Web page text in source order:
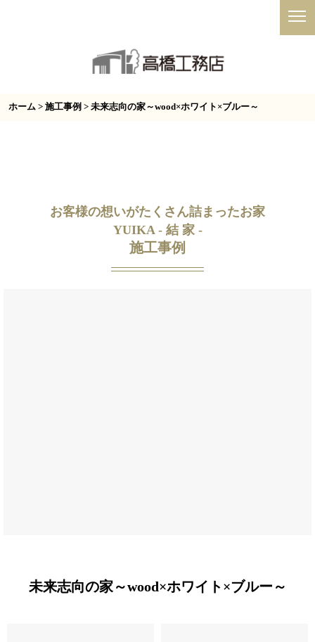
ホーム >施工事例 > 未来志向の家～wood×ホワイト×ブルー～
お客様の想いがたくさん詰まったお家
YUIKA - 結 家 -
施工事例
未来志向の家～wood×ホワイト×ブルー～